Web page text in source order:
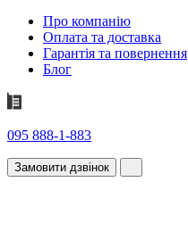
Про компанію
Оплата та доставка
Гарантія та повернення
Блог
095 888-1-883
Замовити дзвінок